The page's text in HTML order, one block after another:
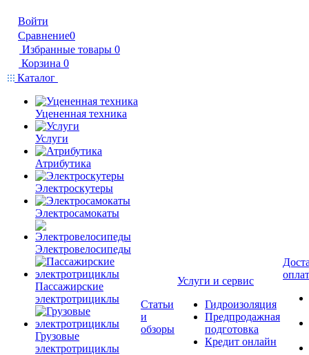
Войти
Сравнение0
Избранные товары 0
Корзина 0
Каталог
Уцененная техника
Услуги
Атрибутика
Электроскутеры
Электросамокаты
Электровелосипеды
Пассажирские
электротрициклы
Грузовые
электротрициклы
Статьи
и
обзоры
Услуги и сервис
Гидроизоляция
Предпродажная
подготовка
Кредит онлайн